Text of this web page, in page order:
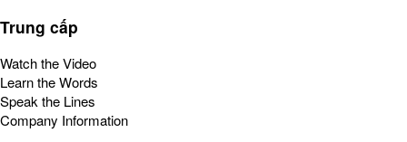
Trung cấp
Watch the Video
Learn the Words
Speak the Lines
Company Information